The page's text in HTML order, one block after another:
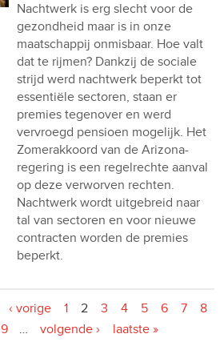
Nachtwerk is erg slecht voor de
gezondheid maar is in onze
maatschappij onmisbaar. Hoe valt
dat te rijmen? Dankzij de sociale
strijd werd nachtwerk beperkt tot
essentiële sectoren, staan er
premies tegenover en werd
vervroegd pensioen mogelijk. Het
Zomerakkoord van de Arizona-
regering is een regelrechte aanval
op deze verworven rechten.
Nachtwerk wordt uitgebreid naar
tal van sectoren en voor nieuwe
contracten worden de premies
beperkt.
‹ vorige 1 2 3 4 5 6 7
8
9
… volgende › laatste »